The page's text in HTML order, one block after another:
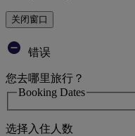
关闭窗口
错误
您去哪里旅行？
Booking Dates
选择入住人数